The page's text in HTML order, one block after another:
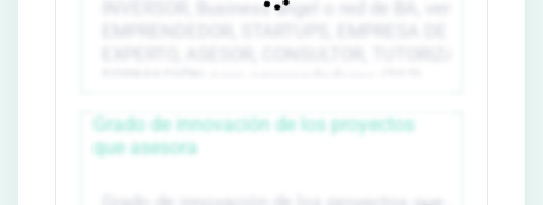
Grado de innovación de los proyectos
que asesora